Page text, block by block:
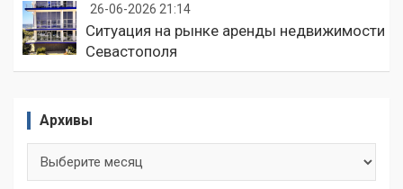
26-06-2026 21:14
Ситуация на рынке аренды недвижимости
Севастополя
Архивы